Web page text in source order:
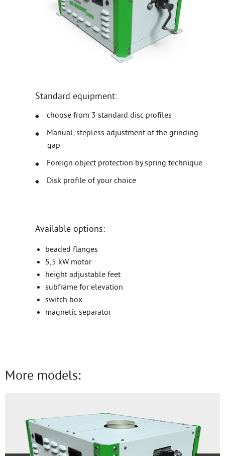
Standard equipment:
choose from 3 standard disc profiles
Manual, stepless adjustment of the grinding
gap
Foreign object protection by spring technique
Disk profile of your choice
Available options:
beaded flanges
5,5 kW motor
height adjustable feet
subframe for elevation
switch box
magnetic separator
More models: